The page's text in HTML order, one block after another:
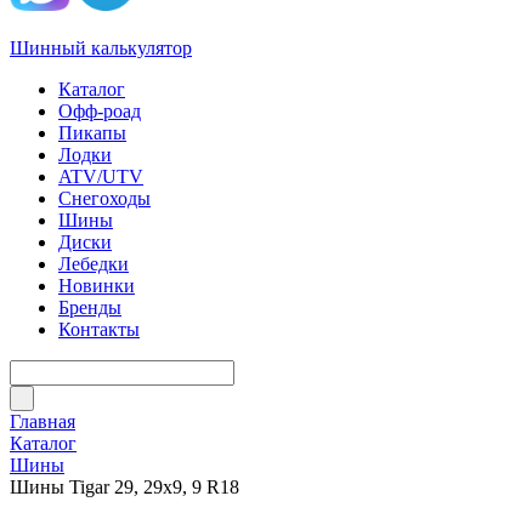
Шинный калькулятор
Каталог
Офф-роад
Пикапы
Лодки
ATV/UTV
Снегоходы
Шины
Диски
Лебедки
Новинки
Бренды
Контакты
Главная
Каталог
Шины
Шины Tigar 29, 29х9, 9 R18